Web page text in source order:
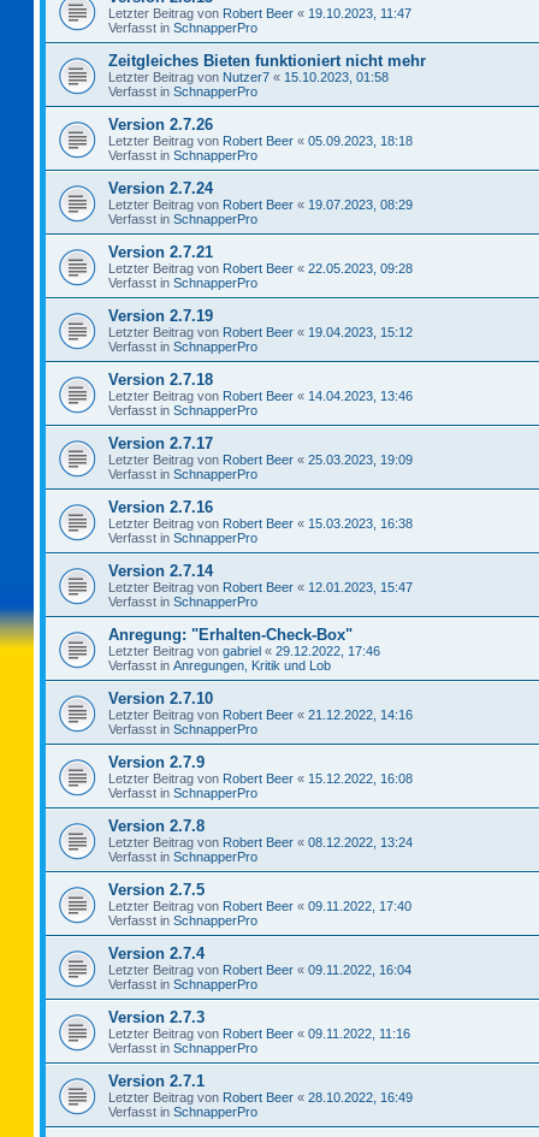
Letzter Beitrag von Robert Beer « 19.10.2023, 11:47
Verfasst in SchnapperPro
Zeitgleiches Bieten funktioniert nicht mehr
Letzter Beitrag von Nutzer7 « 15.10.2023, 01:58
Verfasst in SchnapperPro
Version 2.7.26
Letzter Beitrag von Robert Beer « 05.09.2023, 18:18
Verfasst in SchnapperPro
Version 2.7.24
Letzter Beitrag von Robert Beer « 19.07.2023, 08:29
Verfasst in SchnapperPro
Version 2.7.21
Letzter Beitrag von Robert Beer « 22.05.2023, 09:28
Verfasst in SchnapperPro
Version 2.7.19
Letzter Beitrag von Robert Beer « 19.04.2023, 15:12
Verfasst in SchnapperPro
Version 2.7.18
Letzter Beitrag von Robert Beer « 14.04.2023, 13:46
Verfasst in SchnapperPro
Version 2.7.17
Letzter Beitrag von Robert Beer « 25.03.2023, 19:09
Verfasst in SchnapperPro
Version 2.7.16
Letzter Beitrag von Robert Beer « 15.03.2023, 16:38
Verfasst in SchnapperPro
Version 2.7.14
Letzter Beitrag von Robert Beer « 12.01.2023, 15:47
Verfasst in SchnapperPro
Anregung: "Erhalten-Check-Box"
Letzter Beitrag von gabriel « 29.12.2022, 17:46
Verfasst in Anregungen, Kritik und Lob
Version 2.7.10
Letzter Beitrag von Robert Beer « 21.12.2022, 14:16
Verfasst in SchnapperPro
Version 2.7.9
Letzter Beitrag von Robert Beer « 15.12.2022, 16:08
Verfasst in SchnapperPro
Version 2.7.8
Letzter Beitrag von Robert Beer « 08.12.2022, 13:24
Verfasst in SchnapperPro
Version 2.7.5
Letzter Beitrag von Robert Beer « 09.11.2022, 17:40
Verfasst in SchnapperPro
Version 2.7.4
Letzter Beitrag von Robert Beer « 09.11.2022, 16:04
Verfasst in SchnapperPro
Version 2.7.3
Letzter Beitrag von Robert Beer « 09.11.2022, 11:16
Verfasst in SchnapperPro
Version 2.7.1
Letzter Beitrag von Robert Beer « 28.10.2022, 16:49
Verfasst in SchnapperPro